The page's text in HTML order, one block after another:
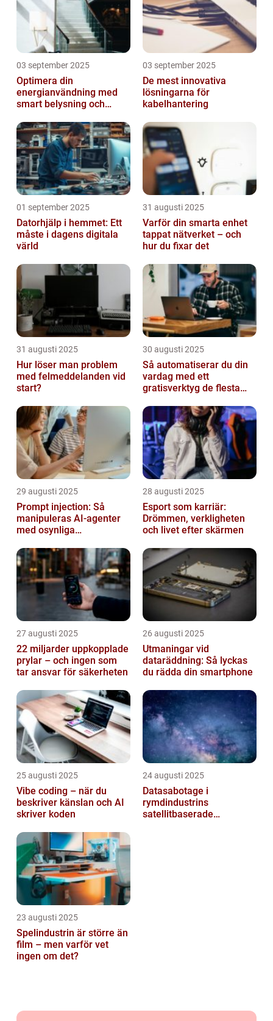
03 september 2025
Optimera din
energianvändning med
smart belysning och
03 september 2025
De mest innovativa
lösningarna för
kabelhantering
01 september 2025
Datorhjälp i hemmet: Ett
måste i dagens digitala
värld
31 augusti 2025
Varför din smarta enhet
tappat nätverket – och
hur du fixar det
31 augusti 2025
Hur löser man problem
med felmeddelanden vid
start?
30 augusti 2025
Så automatiserar du din
vardag med ett
gratisverktyg de flesta
29 augusti 2025
Prompt injection: Så
manipuleras AI-agenter
med osynliga
28 augusti 2025
Esport som karriär:
Drömmen, verkligheten
och livet efter skärmen
27 augusti 2025
22 miljarder uppkopplade
prylar – och ingen som
tar ansvar för säkerheten
26 augusti 2025
Utmaningar vid
dataräddning: Så lyckas
du rädda din smartphone
25 augusti 2025
Vibe coding – när du
beskriver känslan och AI
skriver koden
24 augusti 2025
Datasabotage i
rymdindustrins
satellitbaserade
23 augusti 2025
Spelindustrin är större än
film – men varför vet
ingen om det?